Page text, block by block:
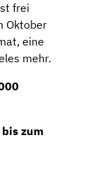
frei
Oktober
eine
mehr.
zum